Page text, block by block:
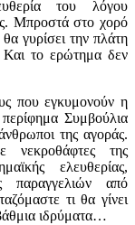
του λόγου
Μπροστά στο χορό
γυρίσει την πλάτη
Και το ερώτημα δεν
που εγκυμονούν η
Συμβούλια
της αγοράς.
νεκροθάφτες της
ελευθερίας,
παραγγελιών από
τι θα γίνει
ιδρύματα…